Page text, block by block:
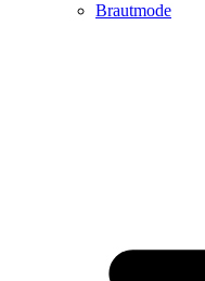
Brautmode